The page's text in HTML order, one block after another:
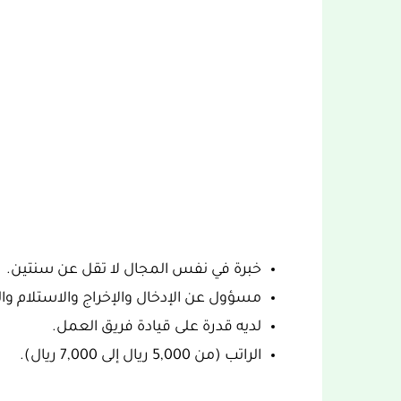
خبرة في نفس المجال لا تقل عن سنتين.
مسؤول عن الإدخال والإخراج والاستلام
لديه قدرة على قيادة فريق العمل.
الراتب (من 5,000 ريال إلى 7,000 ريال).